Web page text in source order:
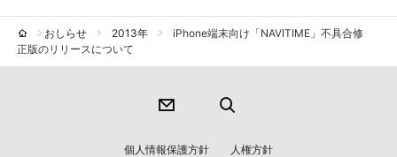
おしらせ 2013年
iPhone端末向け「NAVITIME」不具合修
正版のリリースについて
個人情報保護方針 人権方針